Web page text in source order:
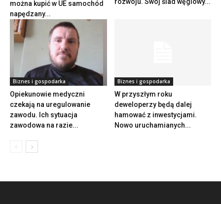
można kupić w UE samochód
napędzany...
rozwoju. Swój ślad węglowy...
Biznes i gospodarka
Opiekunowie medyczni
czekają na uregulowanie
zawodu. Ich sytuacja
zawodowa na razie...
Biznes i gospodarka
W przyszłym roku
deweloperzy będą dalej
hamować z inwestycjami.
Nowo uruchamianych...